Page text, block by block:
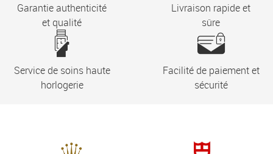
Garantie authenticité
et qualité
Livraison rapide et
sûre
Service de soins haute
horlogerie
Facilité de paiement et
sécurité